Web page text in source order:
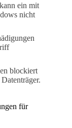
ein mit
nicht
blockiert
für